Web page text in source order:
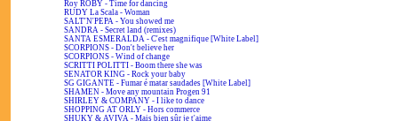
Roy ROBY - Time for dancing
RUDY La Scala - Woman
SALT'N'PEPA - You showed me
SANDRA - Secret land (remixes)
SANTA ESMERALDA - C'est magnifique [White Label]
SCORPIONS - Don't believe her
SCORPIONS - Wind of change
SCRITTI POLITTI - Boom there she was
SENATOR KING - Rock your baby
SG GIGANTE - Fumar é matar saudades [White Label]
SHAMEN - Move any mountain Progen 91
SHIRLEY & COMPANY - I like to dance
SHOPPING AT ORLY - Hors commerce
SHUKY & AVIVA - Mais bien sûr je t'aime